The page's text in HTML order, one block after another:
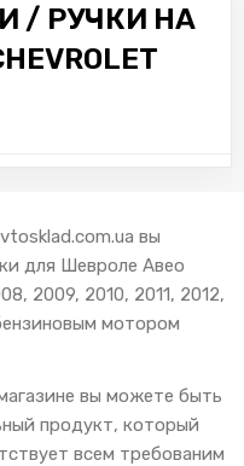
/ РУЧКИ НА
вы
для Шевроле Авео
2009, 2010, 2011, 2012,
мотором
вы можете быть
продукт, который
всем требованим